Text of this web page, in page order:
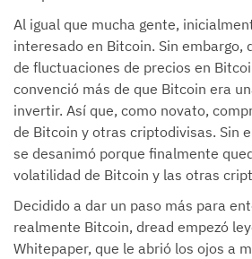
Al igual que mucha gente,
interesado en Bitcoin. Sin embargo,
de fluctuaciones de precios en
convenció más de que Bitcoin era
invertir. Así que, como novato,
de Bitcoin y otras criptodivisas. Sin
se desanimó porque finalmente
volatilidad de Bitcoin y las otras
Decidido a dar un paso más para
realmente Bitcoin, dread empezó
Whitepaper, que le abrió los ojos a